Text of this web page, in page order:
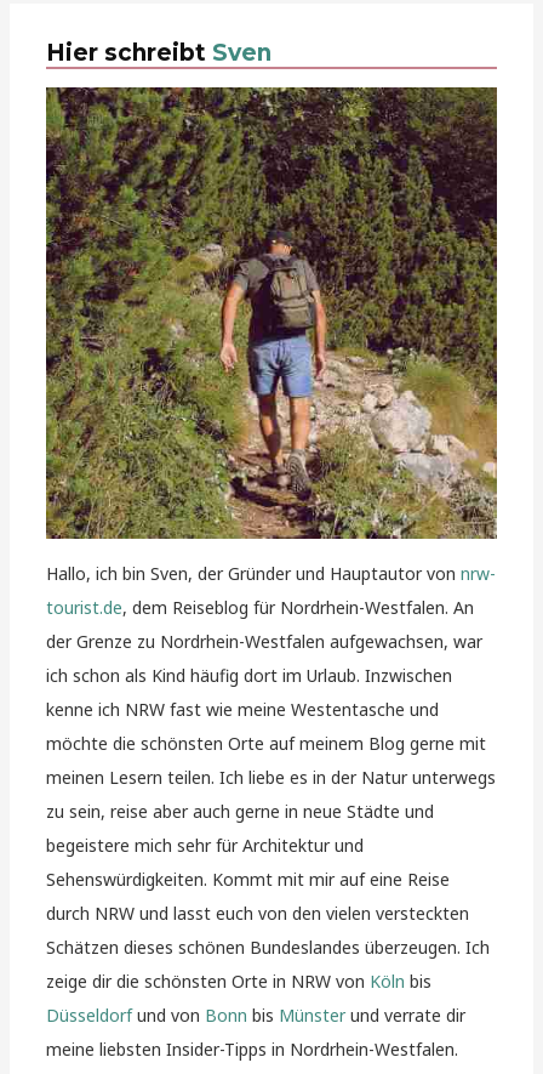
Hier schreibt Sven
Hallo, ich bin Sven, der Gründer und Hauptautor vonnrw-
tourist.de, dem Reiseblog für Nordrhein-Westfalen. An
der Grenze zu Nordrhein-Westfalen aufgewachsen, war
ich schon als Kind häufig dort im Urlaub. Inzwischen
kenne ich NRW fast wie meine Westentasche und
möchte die schönsten Orte auf meinem Blog gerne mit
meinen Lesern teilen. Ich liebe es in der Natur unterwegs
zu sein, reise aber auch gerne in neue Städte und
begeistere mich sehr für Architektur und
Sehenswürdigkeiten. Kommt mit mir auf eine Reise
durch NRW und lasst euch von den vielen versteckten
Schätzen dieses schönen Bundeslandes überzeugen. Ich
zeige dir die schönsten Orte in NRW von Köln bis
Düsseldorfund von Bonn bis Münsterund verrate dir
meine liebsten Insider-Tipps in Nordrhein-Westfalen.